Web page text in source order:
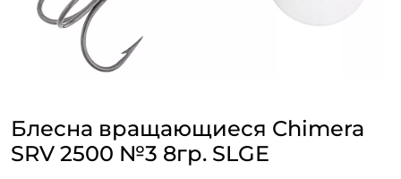
Блесна вращающиеся Chimera
SRV 2500 №3 8гр. SLGE